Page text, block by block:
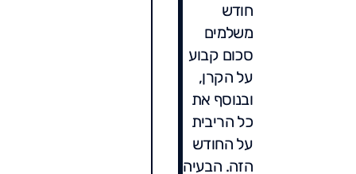
חודש
משלמים
סכום קבוע
על הקרן,
ובנוסף את
כל הריבית
על החודש
הזה. הבעיה